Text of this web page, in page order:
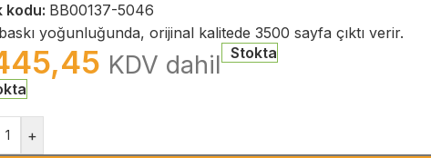
kodu: BB00137-5046
yoğunluğunda, orijinal kalitede 3500 sayfa çıktı verir.
KDV dahil Stokta
+